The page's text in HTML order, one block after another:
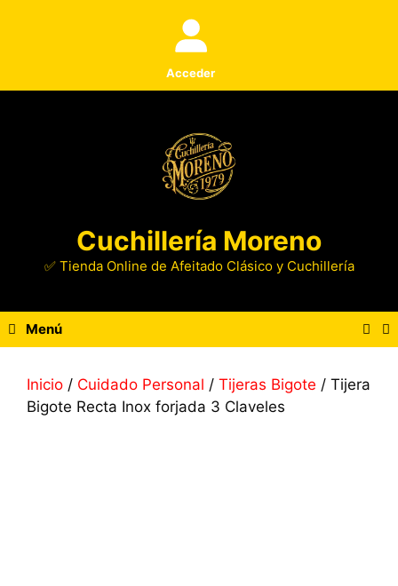
Acceder
Cuchillería Moreno
✅ Tienda Online de Afeitado Clásico y Cuchillería
Menú
Inicio / Cuidado Personal / Tijeras Bigote / Tijera
Bigote Recta Inox forjada 3 Claveles